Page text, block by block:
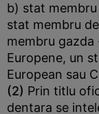
b) stat
stat membru
membru gazda
Europene, un
European sau
(2) Prin titlu
dentara se